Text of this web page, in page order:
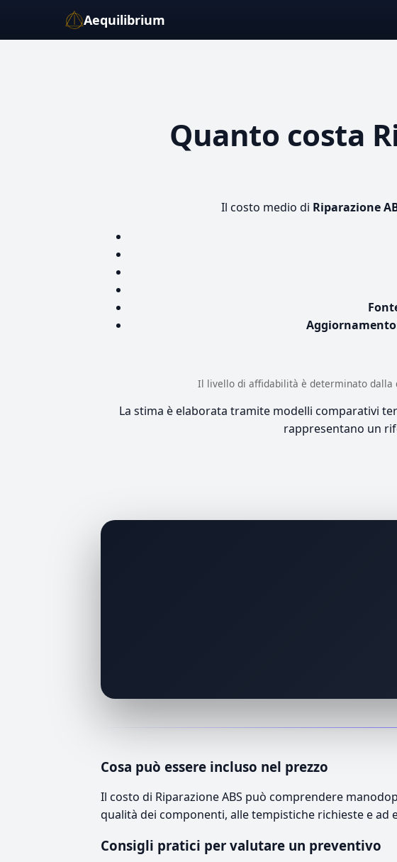
Aequilibrium
Quanto costa
Il costo medio di Riparazione
Il livello di affidabilità è determinato dalla
La stima è elaborata tramite modelli comparativi
rappresentano un
Cosa può essere incluso nel prezzo
Il costo di Riparazione ABS può comprendere
qualità dei componenti, alle tempistiche richieste e
Consigli pratici per valutare un preventivo